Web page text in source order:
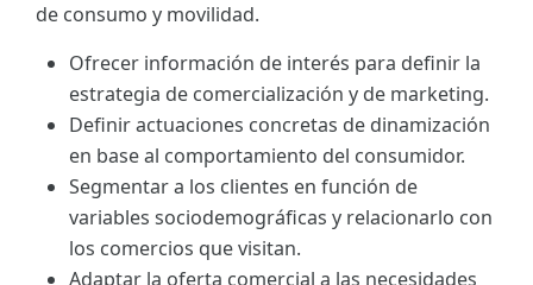
de consumo y movilidad.
Ofrecer información de interés para definir la
estrategia de comercialización y de marketing.
Definir actuaciones concretas de dinamización
en base al comportamiento del consumidor.
Segmentar a los clientes en función de
variables sociodemográficas y relacionarlo con
los comercios que visitan.
Adaptar la oferta comercial a las necesidades